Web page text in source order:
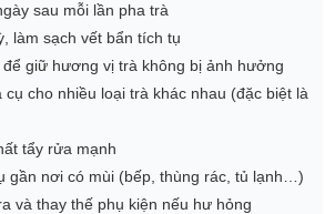
sau mỗi lần pha trà
làm sạch vết bẩn tích tụ
giữ hương vị trà không bị ảnh hưởng
cụ cho nhiều loại trà khác nhau (đặc biệt là
tẩy rửa mạnh
gần nơi có mùi (bếp, thùng rác, tủ lạnh…)
và thay thế phụ kiện nếu hư hỏng